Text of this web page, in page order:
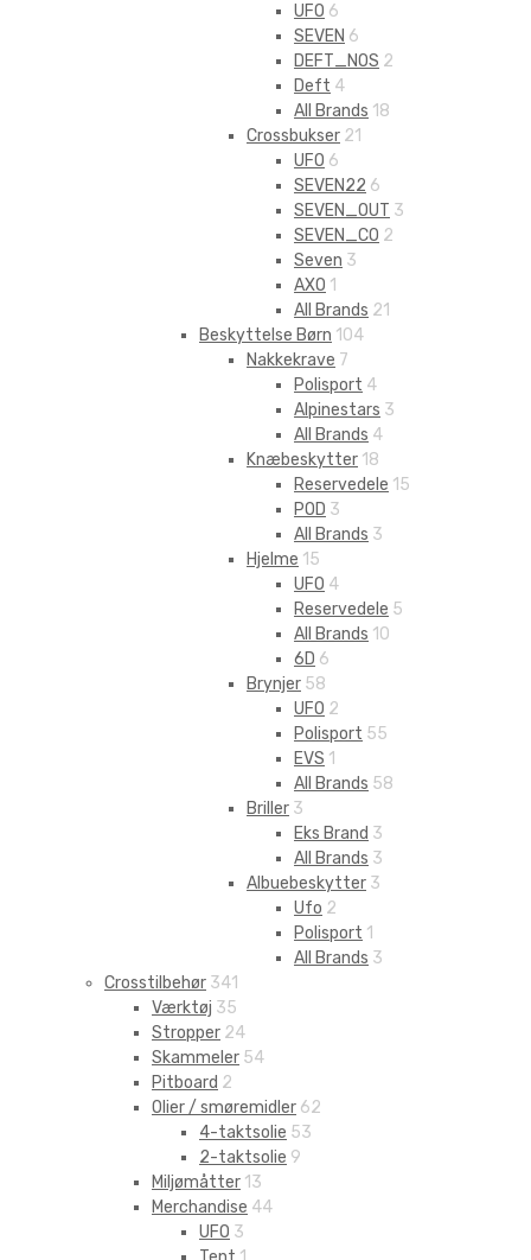
UFO 6
SEVEN 6
DEFT_NOS 2
Deft 4
All Brands 18
Crossbukser 21
UFO 6
SEVEN22 6
SEVEN_OUT 3
SEVEN_CO 2
Seven 3
AXO 1
All Brands 21
Beskyttelse Børn 104
Nakkekrave 7
Polisport 4
Alpinestars 3
All Brands 4
Knæbeskytter 18
Reservedele 15
POD 3
All Brands 3
Hjelme 15
UFO 4
Reservedele 5
All Brands 10
6D 6
Brynjer 58
UFO 2
Polisport 55
EVS 1
All Brands 58
Briller 3
Eks Brand 3
All Brands 3
Albuebeskytter 3
Ufo 2
Polisport 1
All Brands 3
Crosstilbehør 341
Værktøj 35
Stropper 24
Skammeler 54
Pitboard 2
Olier / smøremidler 62
4-taktsolie 53
2-taktsolie 9
Miljømåtter 13
Merchandise 44
UFO 3